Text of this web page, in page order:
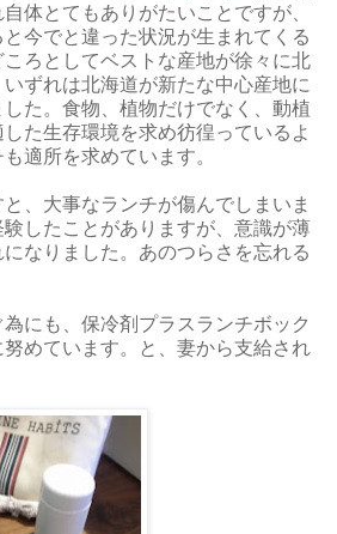
体とてもありがたいことですが、
今でと違った状況が生まれてくる
ろとしてベストな産地が徐々に北
ずれは北海道が新たな中心産地に
た。食物、植物だけでなく、動植
た生存環境を求め彷徨っているよ
適所を求めています。
、大事なランチが傷んでしまいま
したことがありますが、意識が薄
なりました。あのつらさを忘れる
にも、保冷剤プラスランチボック
めています。と、妻から支給され